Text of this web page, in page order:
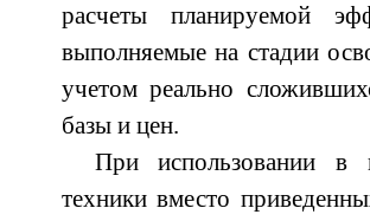
расчеты планируемой
выполняемые на стадии
учетом реально
базы и цен.
При использовании в
техники вместо